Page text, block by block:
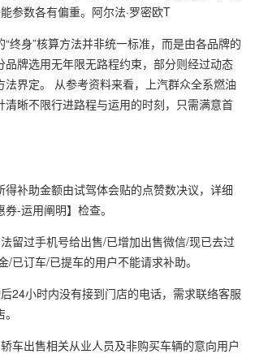
参数各有偏重。阿尔法·罗密欧T
身”核算方法并非统一标准，而是由各品牌的
品牌选用无年限无路程约束，部分则经过动态
法界定。 从参考资料来看，上汽群众全系燃油
清晰不限行进路程与运用的时刻，只需满意首
补助金额由试驾体会贴的点赞数决议，详细
-运用阐明】检查。
过手机号给出售/已增加出售微信/现已去过
/已订车/已提车的用户不能请求补助。
小时内没有接到门店的电话，需求联络客服
出售相关从业人员及非购买车辆的意向用户